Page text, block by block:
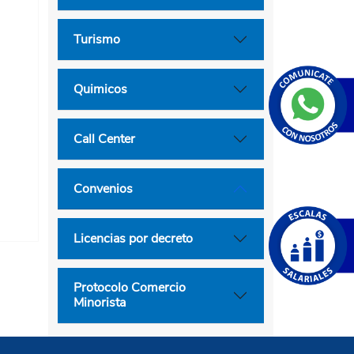
Turismo
Quimicos
Call Center
Convenios
Licencias por decreto
Protocolo Comercio
Minorista